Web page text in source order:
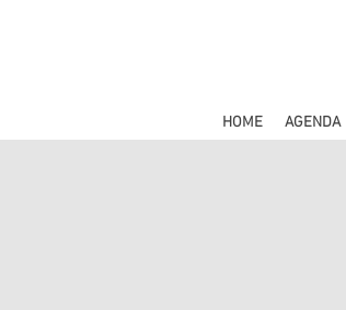
HOME AGENDA